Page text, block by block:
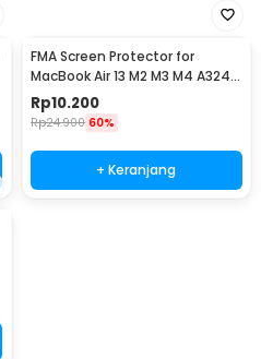
FMA Screen Protector for
MacBook Air 13 M2 M3 M4 A3240
A3113 A2681 - FS-13
Rp10.200
Rp24.900 60%
+ Keranjang